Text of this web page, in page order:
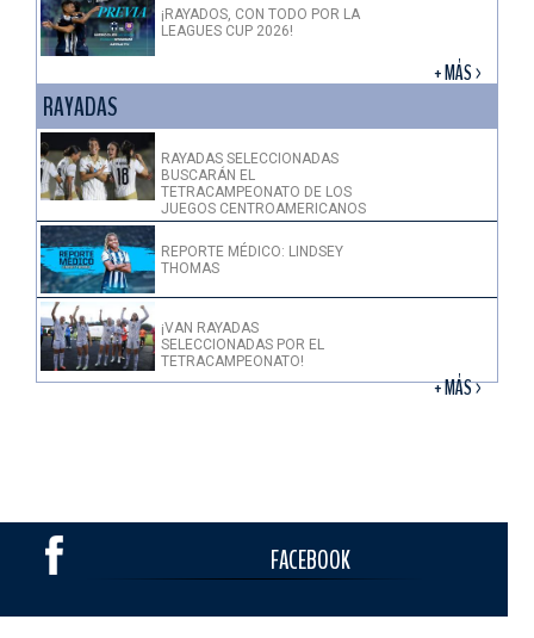
¡RAYADOS, CON TODO POR LA
LEAGUES CUP 2026!
+ MÁS >
RAYADAS
RAYADAS SELECCIONADAS
BUSCARÁN EL
TETRACAMPEONATO DE LOS
JUEGOS CENTROAMERICANOS
REPORTE MÉDICO: LINDSEY
THOMAS
¡VAN RAYADAS
SELECCIONADAS POR EL
TETRACAMPEONATO!
+ MÁS >
FACEBOOK